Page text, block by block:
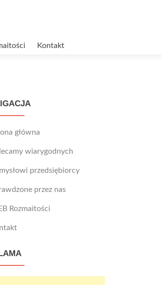
Kontakt
główna
wiarygodnych
przedsiębiorcy
przez nas
Rozmaitości